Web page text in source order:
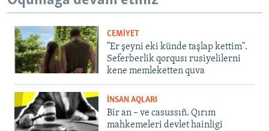
CEMİYET
"Er şeyni eki künde taşlap kettim".
Seferberlik qorqusı rusiyelilerni
kene memleketten quva
İNSAN AQLARI
Bir an – ve casussıñ. Qırım
mahkemeleri devlet hainligi